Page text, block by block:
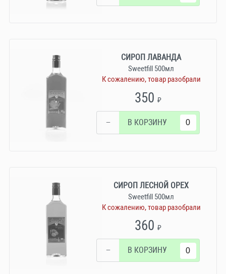
СИРОП ЛАВАНДА
Sweetfill 500мл
К сожалению, товар разобрали
350₽
− В КОРЗИНУ
СИРОП ЛЕСНОЙ ОРЕХ
Sweetfill 500мл
К сожалению, товар разобрали
360₽
− В КОРЗИНУ